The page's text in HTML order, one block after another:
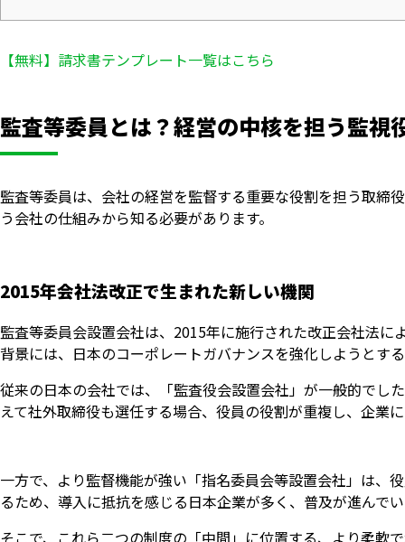
【無料】請求書テンプレート一覧はこちら
監査等委員とは？経営の中核を担う監視
監査等委員は、会社の経営を監督する重要な役割を担う取締
う会社の仕組みから知る必要があります。
2015年会社法改正で生まれた新しい機関
監査等委員会設置会社は、2015年に施行された改正会社法
背景には、日本のコーポレートガバナンスを強化しようとす
従来の日本の会社では、「監査役会設置会社」が一般的でし
えて社外取締役も選任する場合、役員の役割が重複し、企業
一方で、より監督機能が強い「指名委員会等設置会社」は、
るため、導入に抵抗を感じる日本企業が多く、普及が進んで
そこで、これら二つの制度の「中間」に位置する、より柔軟